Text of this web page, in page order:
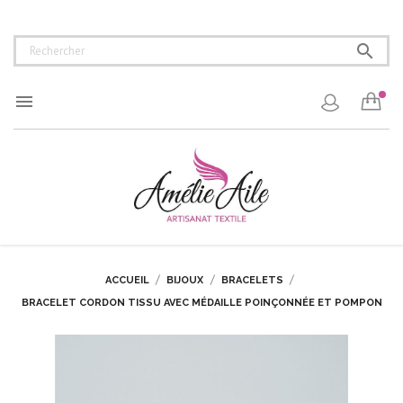


ACCUEIL BIJOUX
BRACELETS
BRACELET CORDON TISSU AVEC MÉDAILLE POINÇONNÉE ET POMPON